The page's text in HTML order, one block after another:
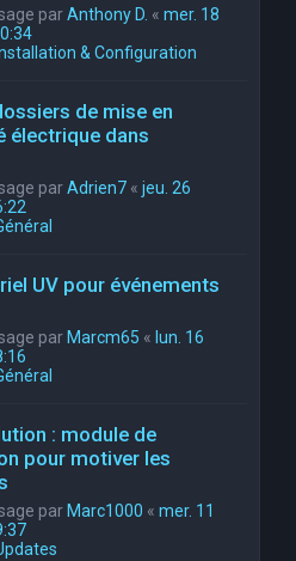
parAnthony D. « mer. 18
& Configuration
de mise en
électrique dans
parAdrien7 « jeu. 26
UV pour événements
par Marcm65 « lun. 16
: module de
pour motiver les
par Marc1000 « mer. 11